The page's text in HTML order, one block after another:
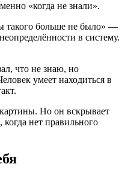
«когда не знали».
такого больше не было» —
в систему.
что не знаю, но
умеет находиться в
Но он вскрывает
когда нет правильного